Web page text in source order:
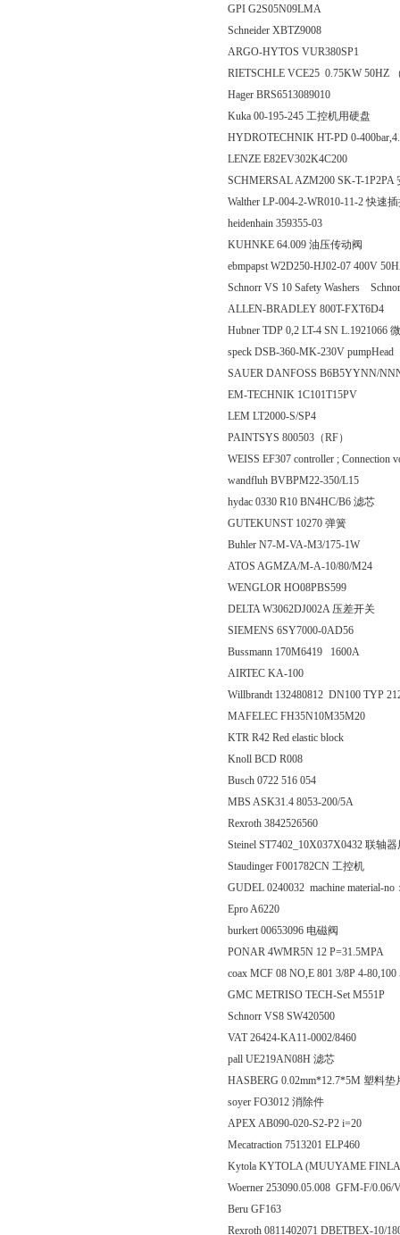
GPI G2S05N09LMA
Schneider XBTZ9008
ARGO-HYTOS VUR380SP1
RIETSCHLE VCE25 0.75KW 50HZ
Hager BRS6513089010
Kuka 00-195-245 工控机用硬盘
HYDROTECHNIK HT-PD 0-
LENZE E82EV302K4C200
SCHMERSAL AZM200 SK-T-1P2PA
Walther LP-004-2-WR010-11-2 快速
heidenhain 359355-03
KUHNKE 64.009 油压传动阀
ebmpapst W2D250-HJ02-07 400V
Schnorr VS 10 Safety Washers
ALLEN-BRADLEY 800T-FXT6D4
Hubner TDP 0,2 LT-4 SN L.1921066
speck DSB-360-MK-230V pumpHead
SAUER DANFOSS B6B5YYNN/
EM-TECHNIK 1C101T15PV
LEM LT2000-S/SP4
PAINTSYS 800503（RF）
WEISS EF307 controller ; Connection
wandfluh BVBPM22-350/L15
hydac 0330 R10 BN4HC/B6 滤芯
GUTEKUNST 10270 弹簧
Buhler N7-M-VA-M3/175-1W
ATOS AGMZA/M-A-10/80/M24
WENGLOR HO08PBS599
DELTA W3062DJ002A 压差开关
SIEMENS 6SY7000-0AD56
Bussmann 170M6419 1600A
AIRTEC KA-100
Willbrandt 132480812 DN100 TYP
MAFELEC FH35N10M35M20
KTR R42 Red elastic block
Knoll BCD R008
Busch 0722 516 054
MBS ASK31.4 8053-200/5A
Rexroth 3842526560
Steinel ST7402_10X037X0432 联轴
Staudinger F001782CN 工控机
GUDEL 0240032 machine material-no
Epro A6220
burkert 00653096 电磁阀
PONAR 4WMR5N 12 P=31.5MPA
coax MCF 08 NO,E 801 3/8P 4-
GMC METRISO TECH-Set M551P
Schnorr VS8 SW420500
VAT 26424-KA11-0002/8460
pall UE219AN08H 滤芯
HASBERG 0.02mm*12.7*5M 塑料垫
soyer FO3012 消除件
APEX AB090-020-S2-P2 i=20
Mecatraction 7513201 ELP460
Kytola KYTOLA (MUUYAME
Woerner 253090.05.008 GFM-F/0.06/
Beru GF163
Rexroth 0811402071 DBETBEX-10/